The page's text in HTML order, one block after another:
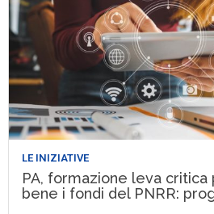
LE INIZIATIVE
PA, formazione leva
bene i fondi del PNRR: